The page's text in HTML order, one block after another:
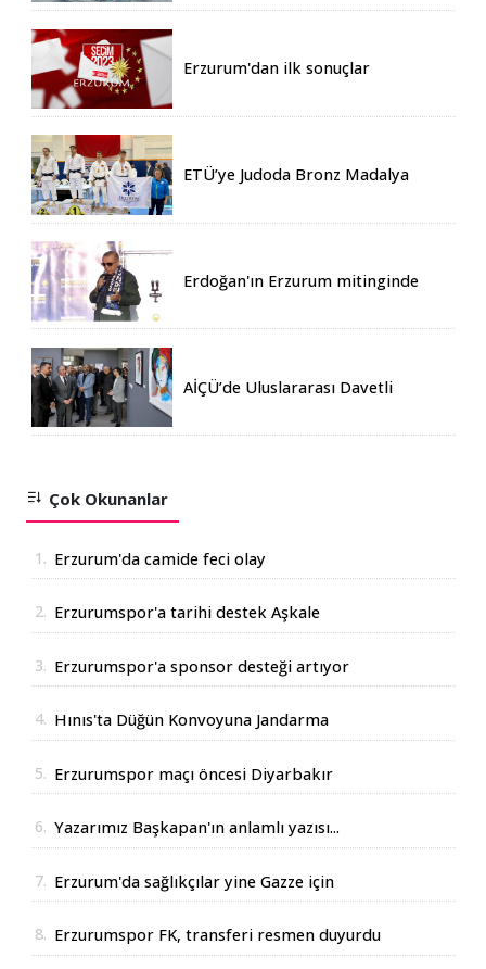
Erzurum'dan ilk sonuçlar
ETÜ’ye Judoda Bronz Madalya
Erdoğan'ın Erzurum mitinginde
AİÇÜ’de Uluslararası Davetli
Çok Okunanlar
1. Erzurum'da camide feci olay
2. Erzurumspor'a tarihi destek Aşkale
3. Erzurumspor'a sponsor desteği artıyor
4. Hınıs'ta Düğün Konvoyuna Jandarma
5. Erzurumspor maçı öncesi Diyarbakır
6. Yazarımız Başkapan'ın anlamlı yazısı...
7. Erzurum'da sağlıkçılar yine Gazze için
8. Erzurumspor FK, transferi resmen duyurdu